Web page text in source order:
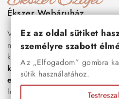
Ékszer Webáruház
Válogass több száz prémium
nemesacél ékszer és orvosi fém
között megtalálhatók a
karkötők, nőinyakláncok,
esküvői kiegészítőkegyaránt.
legújabb trendeket követő,
Ez az oldal sütiket
személyre szabott
Az „Elfogadom” gombra
sütik használatához.